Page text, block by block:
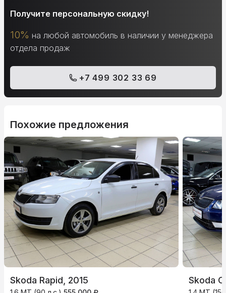
Получите персональную скидку!
10% на любой автомобиль в наличии у менеджера
отдела продаж
+7 499 302 33 69
Похожие предложения
Skoda Rapid, 2015 Skoda